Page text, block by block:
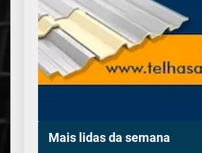
Mais lidas da semana